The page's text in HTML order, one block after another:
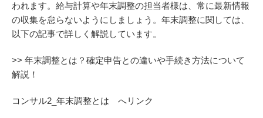
われます。給与計算や年末調整の担当者様は、常に最新情報
の収集を怠らないようにしましょう。年末調整に関しては、
以下の記事で詳しく解説しています。
>> 年末調整とは？確定申告との違いや手続き方法について
解説！
コンサル2_年末調整とは へリンク